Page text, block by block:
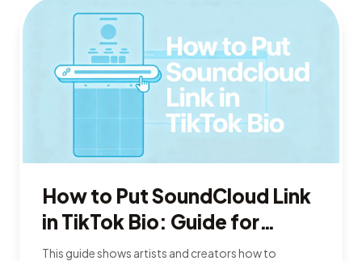
How to Put SoundCloud Link
in TikTok Bio: Guide for
Artists and Creators in 2026
This guide shows artists and creators how to